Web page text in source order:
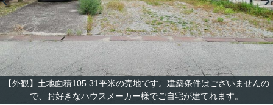
【外観】土地面積105.31平米の売地です。建築条件はございませんの
で、お好きなハウスメーカー様でご自宅が建てれます。